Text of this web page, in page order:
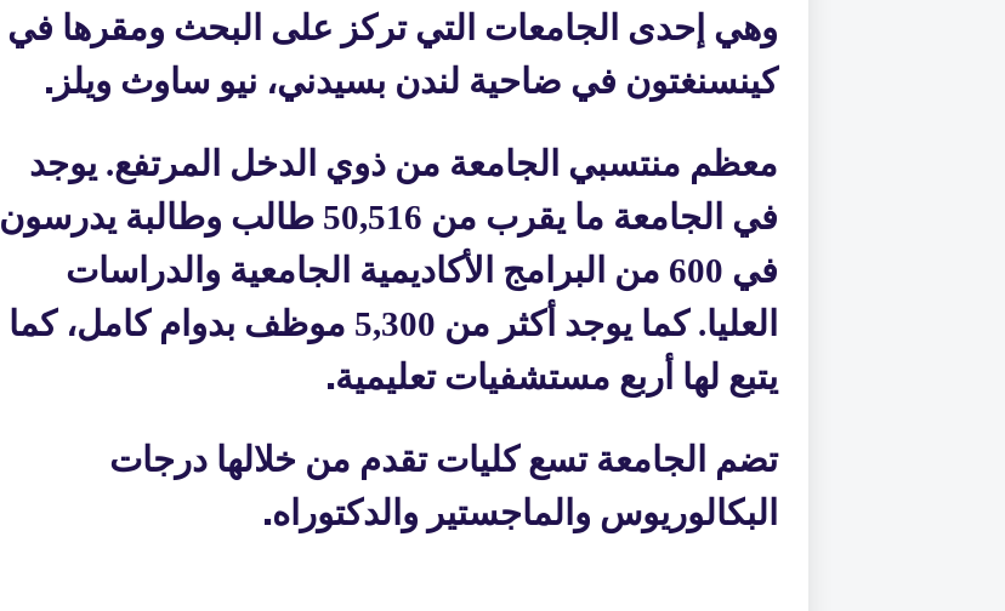
وهي إحدى الجامعات التي تركز على البحث ومقرها في
كينسنغتون في ضاحية لندن بسيدني، نيو ساوث ويلز .
معظم منتسبي الجامعة من ذوي الدخل المرتفع. يوجد
في الجامعة ما يقرب من 50,516 طالب وطالبة يدرسون
في 600 من البرامج الأكاديمية الجامعية والدراسات
العليا. كما يوجد أكثر من 5,300 موظف بدوام كامل، كما
يتبع لها أربع مستشفيات تعليمية.
تضم الجامعة تسع كليات تقدم من خلالها درجات
البكالوريوس والماجستير والدكتوراه.